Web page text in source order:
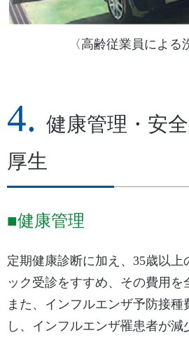
〈高齢従業員による
健康管理・安
厚生
■健康管理
定期健康診断に加え、35歳以上
ック受診をすすめ、その費用を
また、インフルエンザ予防接種
し、インフルエンザ罹患者が減